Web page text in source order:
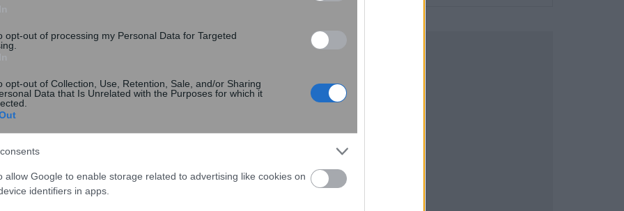
opt-out of processing my Personal Data for Targeted
opt-out of Collection, Use, Retention, Sale, and/or Sharing
Data that Is Unrelated with the Purposes for which it
allow Google to enable storage related to advertising like cookies on
identifiers in apps.
αντιστοιχεί
πως από την 1ηΑπριλίου το επίδομα
πλέον στα 540,38 ευρώαπό 509,70
της νέας αναπροσαρμογής που έγινε στον
830 ευρώ μεικτά που ήταν προηγουμένως.
απασχολούνταν
καθεστώς μερικής απασχόλησηςτο ποσό του